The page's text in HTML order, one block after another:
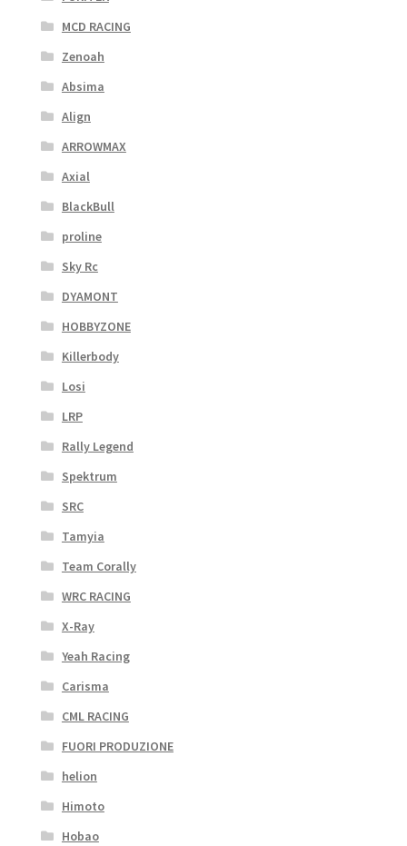
MCD RACING
Zenoah
Absima
Align
ARROWMAX
Axial
BlackBull
proline
Sky Rc
DYAMONT
HOBBYZONE
Killerbody
Losi
LRP
Rally Legend
Spektrum
SRC
Tamyia
Team Corally
WRC RACING
X-Ray
Yeah Racing
Carisma
CML RACING
FUORI PRODUZIONE
helion
Himoto
Hobao